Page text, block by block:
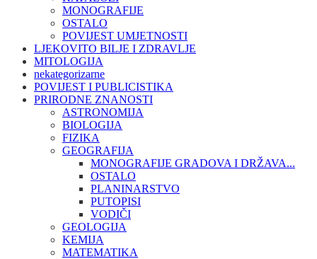
MONOGRAFIJE
OSTALO
POVIJEST UMJETNOSTI
LJEKOVITO BILJE I ZDRAVLJE
MITOLOGIJA
nekategorizarne
POVIJEST I PUBLICISTIKA
PRIRODNE ZNANOSTI
ASTRONOMIJA
BIOLOGIJA
FIZIKA
GEOGRAFIJA
MONOGRAFIJE GRADOVA I DRŽAVA...
OSTALO
PLANINARSTVO
PUTOPISI
VODIČI
GEOLOGIJA
KEMIJA
MATEMATIKA